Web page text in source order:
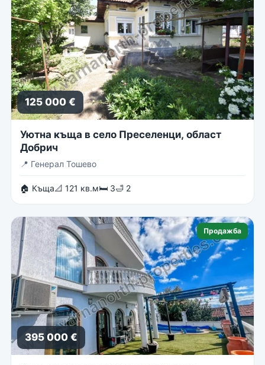
125 000 €
Уютна къща в село Преселенци, област
Добрич
📍 Генерал Тошево
🏠 Къща📐 121 кв.м🛏 3🛁 2
Продажба
395 000 €